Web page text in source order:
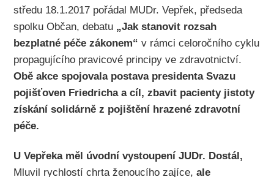
středu 18.1.2017 pořádal MUDr. Vepřek, předseda
spolku Občan, debatu „Jak stanovit rozsah
bezplatné péče zákonem“ v rámci celoročního cyklu
propagujícího pravicové principy ve zdravotnictví.
Obě akce spojovala postava presidenta Svazu
pojišťoven Friedricha a cíl, zbavit pacienty jistoty
získání solidárně z pojištění hrazené zdravotní
péče.
U Vepřeka měl úvodní vystoupení JUDr. Dostál,
Mluvil rychlostí chrta ženoucího zajíce,ale